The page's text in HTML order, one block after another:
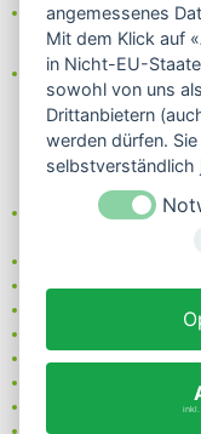
Partner von:
Wine in Moderation
Erfahren Sie mehr
uns!
Blog
Facebook
Instagram
Neben einem
und Biofeinkost
nur 5,79 EUR
ab 95 EUR frei
14 Tage
sichere Zahlung
Kauf auf Rechnung
bei Vorkasse -2%
angemessenes
Mit dem Klick auf
in Nicht-EU-
sowohl von uns
Drittanbietern
werden dürfen.
selbstverständlich
inkl.